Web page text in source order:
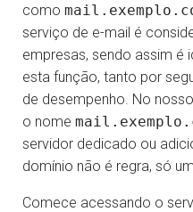
como
serviço de e-mail é
empresas, sendo assim é
esta função, tanto por
de desempenho. No
o nome
servidor dedicado ou
domínio não é regra, só
Comece acessando o